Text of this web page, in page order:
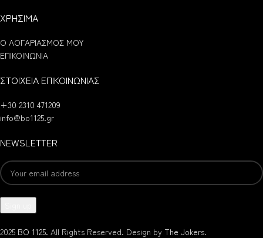
ΧΡΗΣΙΜΑ
Ο ΛΟΓΑΡΙΑΣΜΟΣ ΜΟΥ
ΕΠΙΚΟΙΝΩΝΙΑ
ΣΤΟΙΧΕΙΑ ΕΠΙΚΟΙΝΩΝΙΑΣ
+30 2310 471209
info@bo1125.gr
NEWSLETTER
2025 BO 1125. All Rights Reserved. Design by The Jokers.